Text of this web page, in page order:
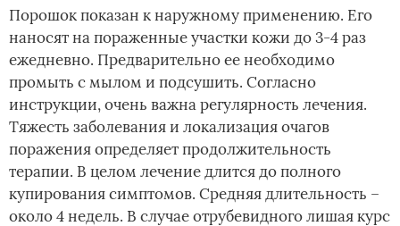
Порошок показан к наружному применению. Его
наносят на пораженные участки кожи до 3-4 раз
ежедневно. Предварительно ее необходимо
промыть с мылом и подсушить. Согласно
инструкции, очень важна регулярность лечения.
Тяжесть заболевания и локализация очагов
поражения определяет продолжительность
терапии. В целом лечение длится до полного
купирования симптомов. Средняя длительность –
около 4 недель. В случае отрубевидного лишая курс